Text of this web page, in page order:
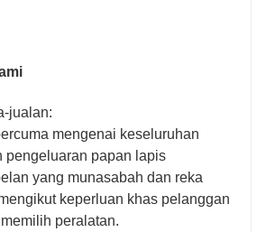
jualan:
mengenai keseluruhan
pengeluaran papan lapis
yang munasabah dan reka
keperluan khas pelanggan
peralatan.